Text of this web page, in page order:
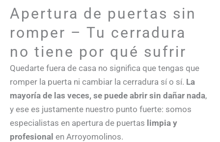
Apertura de puertas sin
romper – Tu cerradura
no tiene por qué sufrir
Quedarte fuera de casa no significa que tengas que
romper la puerta ni cambiar la cerradura sí o sí. La
mayoría de las veces, se puede abrir sin dañar nada,
y ese es justamente nuestro punto fuerte: somos
especialistas en apertura de puertas limpia y
profesional en Arroyomolinos.